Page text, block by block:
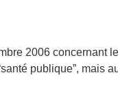
2006 concernant
publique”, mais